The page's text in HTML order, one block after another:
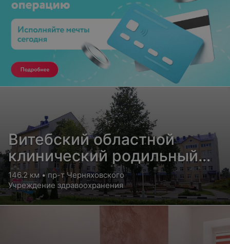
Витебский областной
клинический родильный
дом
146.2 км • пр-т Черняховского
Учреждение здравоохранения